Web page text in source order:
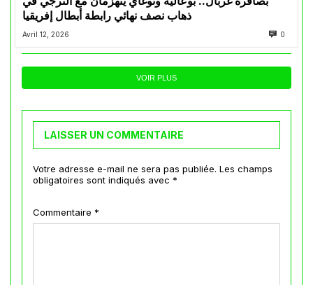
ذهاب نصف نهائي رابطة أبطال إفريقيا
Avril 12, 2026 0
VOIR PLUS
LAISSER UN COMMENTAIRE
Votre adresse e-mail ne sera pas publiée. Les champs
obligatoires sont indiqués avec *
Commentaire *